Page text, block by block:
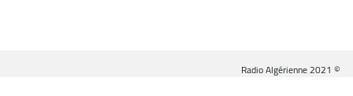
© Radio Algérienne 2021